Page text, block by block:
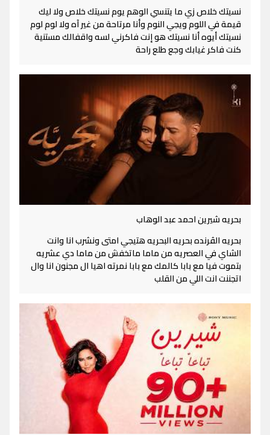
نسيتك خلاص زي ما يتنسي الوهم يوم نسيتك خلاص ولا ليك
قيمة في اللوم ويجي النوم وأنا مرتاحة من غير آه ولا لوم لوم
نسيتك أيوه أنا نسيتك هو إنت فاكرني لسه واقفالك مستنية
كنت فاكر غيابك وجع طلع راحة
بحريه شيرين احمد عبد الوهاب
بحريه الڤرنده بحريه البحريه هتيجي امتى ونشرب انا وانت
الشاي في العصريه من ماما ماتخفش من ماما دي عشريه
بتموت فيا مع بابا كالمك مع بابا نمرته اهيا ال مجنون انا وال
اتجننت انت اللي من القلب